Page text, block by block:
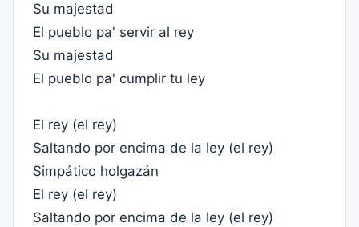
Su majestad
El pueblo pa' servir al rey
Su majestad
El pueblo pa' cumplir tu ley
El rey (el rey)
Saltando por encima de la ley (el rey)
Simpático holgazán
El rey (el rey)
Saltando por encima de la ley (el rey)